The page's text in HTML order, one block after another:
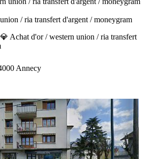
/ ria transfert d'argent / moneygram
Achat d'or / western union / ria transfert
Annecy